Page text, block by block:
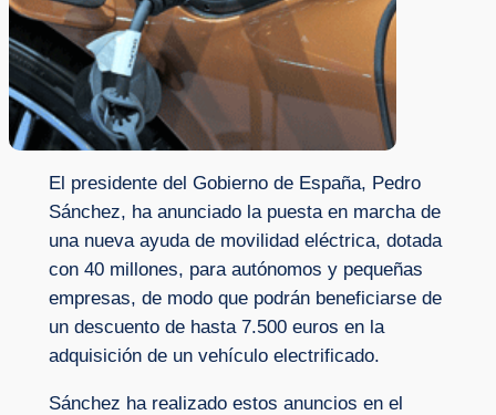
El presidente del Gobierno de España, Pedro
Sánchez, ha anunciado la puesta en marcha de
una nueva ayuda de movilidad eléctrica, dotada
con 40 millones, para autónomos y pequeñas
empresas, de modo que podrán beneficiarse de
un descuento de hasta 7.500 euros en la
adquisición de un vehículo electrificado.
Sánchez ha realizado estos anuncios en el